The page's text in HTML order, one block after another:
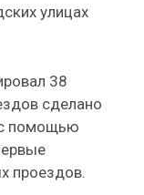
улицах
38
сделано
помощью
проездов.